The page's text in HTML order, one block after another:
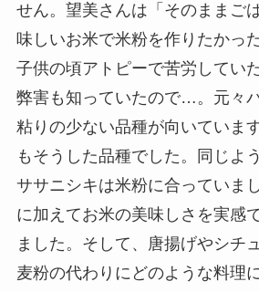
せん。望美さんは「そのままご
味しいお米で米粉を作りたかっ
子供の頃アトピーで苦労してい
弊害も知っていたので…。元々
粘りの少ない品種が向いていま
もそうした品種でした。同じよ
ササニシキは米粉に合っていま
に加えてお米の美味しさを実感
ました。そして、唐揚げやシチ
麦粉の代わりにどのような料理